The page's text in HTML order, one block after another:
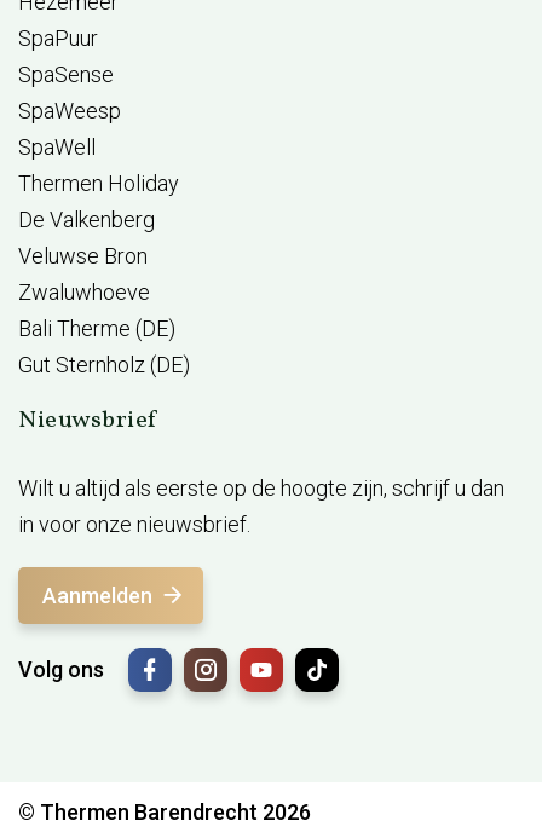
SpaPuur
SpaSense
SpaWeesp
SpaWell
Thermen Holiday
De Valkenberg
Veluwse Bron
Zwaluwhoeve
Bali Therme (DE)
Gut Sternholz (DE)
Nieuwsbrief
Wilt u altijd als eerste op de hoogte zijn, schrijf u dan
in voor onze nieuwsbrief.
Aanmelden
Volg ons
© Thermen Barendrecht 2026